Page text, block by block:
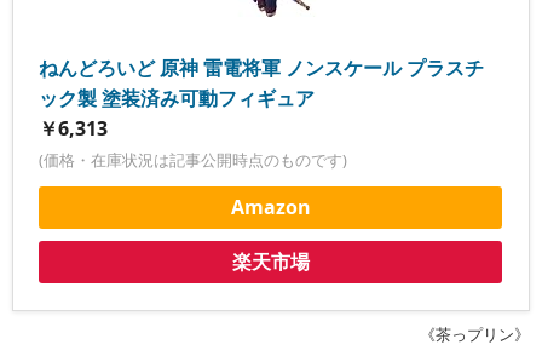
ねんどろいど 原神 雷電将軍 ノンスケール プラスチ
ック製 塗装済み可動フィギュア
￥6,313
(価格・在庫状況は記事公開時点のものです)
Amazon
楽天市場
《茶っプリン》